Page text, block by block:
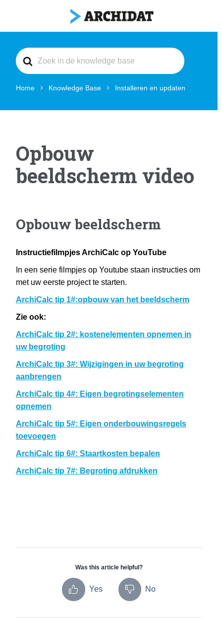
Search
For
Home Knowledge Base Installeren en updaten
Opbouw
beeldscherm video
Opbouw beeldscherm
Instructiefilmpjes ArchiCalc op YouTube
In een serie filmpjes op Youtube staan instructies om
met uw eerste project te starten.
ArchiCalc tip 1#:opbouw van het beeldscherm
Zie ook:
ArchiCalc tip 2#: kostenelementen opnemen in
uw begroting
ArchiCalc tip 3#: Wijzigingen in uw begroting
aanbrengen
ArchiCalc tip 4#: Eigen begrotingselementen
opnemen
ArchiCalc tip 5#: Eigen onderbouwingsregels
toevoegen
ArchiCalc tip 6#: Staartkosten bepalen
ArchiCalc tip 7#: Begroting afdrukken
Was this article helpful?
Yes No